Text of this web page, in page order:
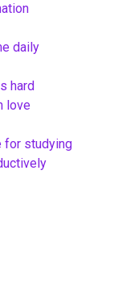
daily
hard
love
for studying